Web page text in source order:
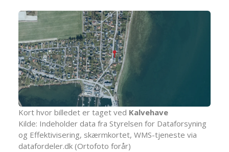
Kort hvor billedet er taget ved Kalvehave
Kilde: Indeholder data fra Styrelsen for Dataforsyning
og Effektivisering, skærmkortet, WMS-tjeneste via
datafordeler.dk (Ortofoto forår)